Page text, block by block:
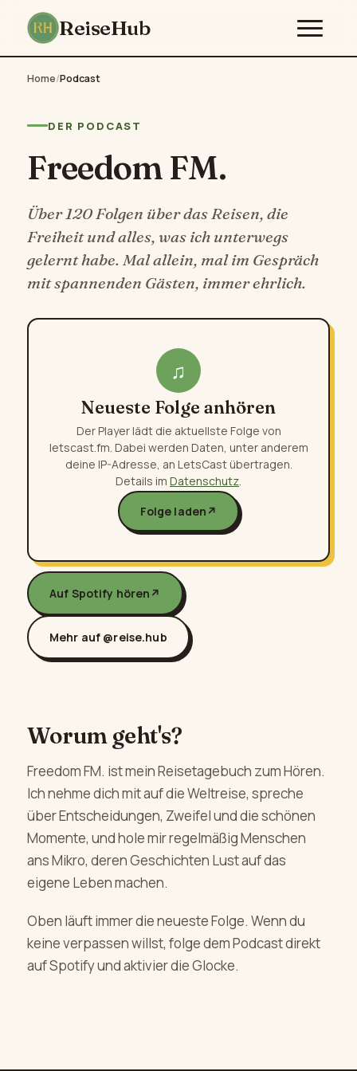
ReiseHub
Home/Podcast
DER PODCAST
Freedom FM.
Über 120 Folgen über das Reisen, die
Freiheit und alles, was ich unterwegs
gelernt habe. Mal allein, mal im Gespräch
mit spannenden Gästen, immer ehrlich.
♫
Neueste Folge anhören
Der Player lädt die aktuellste Folge von
letscast.fm. Dabei werden Daten, unter anderem
deine IP-Adresse, an LetsCast übertragen.
Details im Datenschutz
Folge laden ↗
Auf Spotify hören ↗
Mehr auf @reise.hub
Worum geht's?
Freedom FM. ist mein Reisetagebuch zum Hören.
Ich nehme dich mit auf die Weltreise, spreche
über Entscheidungen, Zweifel und die schönen
Momente, und hole mir regelmäßig Menschen
ans Mikro, deren Geschichten Lust auf das
eigene Leben machen.
Oben läuft immer die neueste Folge. Wenn du
keine verpassen willst, folge dem Podcast direkt
auf Spotify und aktivier die Glocke.